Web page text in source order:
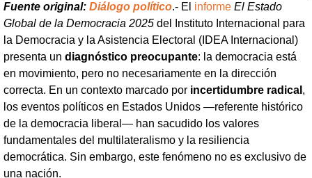
Fuente original: Diálogo político.- El informe El Estado
Global de la Democracia 2025 del Instituto Internacional para
la Democracia y la Asistencia Electoral (IDEA Internacional)
presenta un diagnóstico preocupante: la democracia está
en movimiento, pero no necesariamente en la dirección
correcta. En un contexto marcado por incertidumbre radical ,
los eventos políticos en Estados Unidos —referente histórico
de la democracia liberal— han sacudido los valores
fundamentales del multilateralismo y la resiliencia
democrática. Sin embargo, este fenómeno no es exclusivo de
una nación.